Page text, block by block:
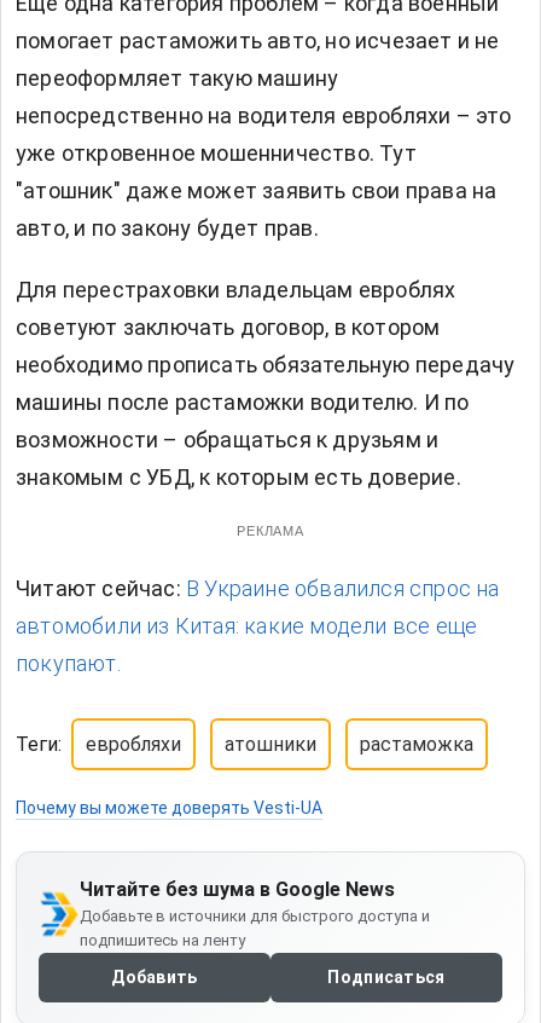
помогает растаможить авто, но исчезает и не
переоформляет такую машину
непосредственно на водителя евробляхи – это
уже откровенное мошенничество. Тут
"атошник" даже может заявить свои права на
авто, и по закону будет прав.
Для перестраховки владельцам евроблях
советуют заключать договор, в котором
необходимо прописать обязательную передачу
машины после растаможки водителю. И по
возможности – обращаться к друзьям и
знакомым с УБД, к которым есть доверие.
РЕКЛАМА
Читают сейчас: В Украине обвалился спрос на
автомобили из Китая: какие модели все еще
покупают.
Теги: евробляхи атошники растаможка
Почему вы можете доверять Vesti-UA
Читайте без шума в Google News
Добавьте в источники для быстрого доступа и
подпишитесь на ленту
Добавить Подписаться